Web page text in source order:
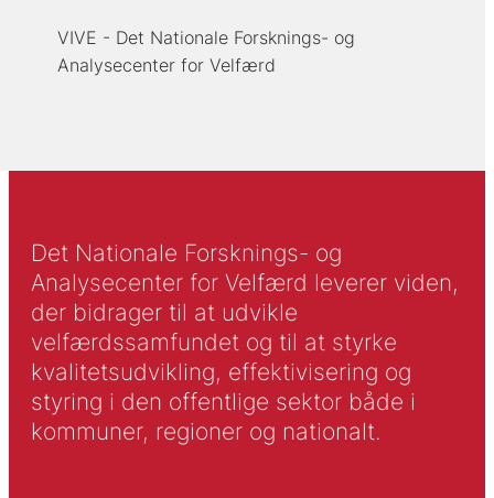
VIVE - Det Nationale Forsknings- og
Analysecenter for Velfærd
Det Nationale Forsknings- og
Analysecenter for Velfærd leverer viden,
der bidrager til at udvikle
velfærdssamfundet og til at styrke
kvalitetsudvikling, effektivisering og
styring i den offentlige sektor både i
kommuner, regioner og nationalt.